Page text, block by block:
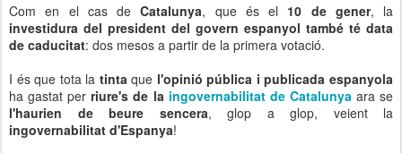
Com en el cas de Catalunya, que és el 10 de gener, la
investidura del president del govern espanyol també té data
de caducitat: dos mesos a partir de la primera votació.
I és que tota la tinta que l'opinió pública i publicada espanyola
ha gastat perriure's de la ingovernabilitat de Catalunya ara se
l'haurien de beure sencera, glop a glop, veient la
ingovernabilitat d'Espanya!